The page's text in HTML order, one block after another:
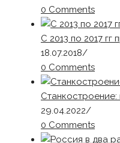
0 Comments
С 2013 по 2017
18.07.2018/
0 Comments
29.04.2022/
0 Comments